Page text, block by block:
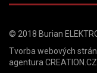
© 2018 Burian
Tvorba webových
agentura CREATION.CZ